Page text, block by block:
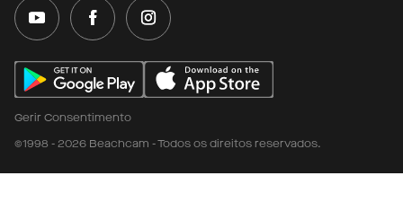
Gerir Consentimento
©1998 - 2026 Beachcam - Todos os direitos reservados.